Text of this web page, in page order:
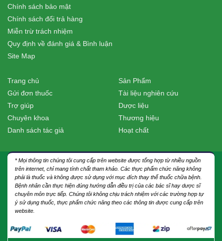
Chính sách bảo mật
Chính sách đổi trả hàng
Miễn trừ trách nhiệm
Quy định về đánh giá & Bình luận
Site Map
Trang chủ
Gửi đơn thuốc
Trợ giúp
Chuyên khoa
Danh sách tác giả
Sản Phẩm
Tài liệu nghiên cứu
Dược liệu
Thương hiệu
Hoạt chất
* Mọi thông tin chúng tôi cung cấp trên website được tổng hợp từ nhiều nguồn
trên internet, chỉ mang tính chất tham khảo. Các thực phẩm chức năng không
phải là thuốc và không được sử dụng với mục đích thay thế thuốc chữa bệnh.
Bệnh nhân cần thực hiện đúng hướng dẫn điều trị của các bác sĩ hay dược sĩ
chuyên môn trực tiếp. Chúng tôi không chịu trách nhiệm với các trường hợp tự
ý sử dụng thuốc, thực phẩm chức năng theo các thông tin được cung cấp trên
website.